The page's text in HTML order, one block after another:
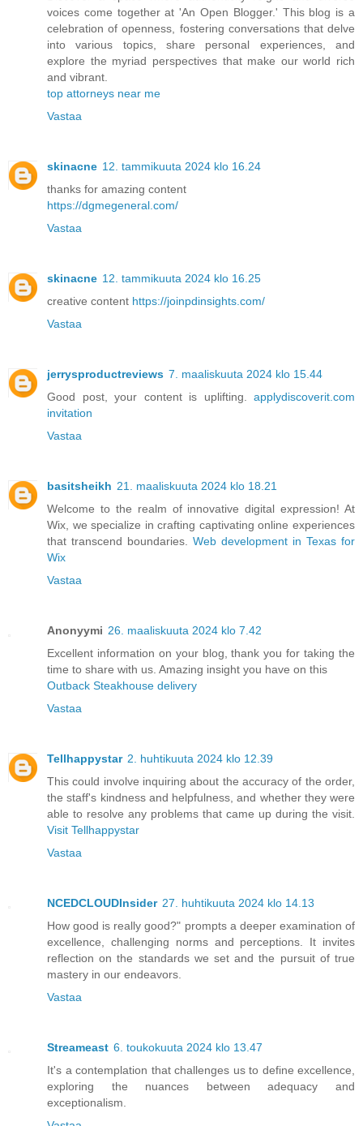
voices come together at 'An Open Blogger.' This blog is a
celebration of openness, fostering conversations that delve
into various topics, share personal experiences, and
explore the myriad perspectives that make our world rich
and vibrant.
top attorneys near me
Vastaa
skinacne 12. tammikuuta 2024 klo 16.24
thanks for amazing content
https://dgmegeneral.com/
Vastaa
skinacne 12. tammikuuta 2024 klo 16.25
creative content https://joinpdinsights.com/
Vastaa
jerrysproductreviews 7. maaliskuuta 2024 klo 15.44
Good post, your content is uplifting. applydiscoverit.com
invitation
Vastaa
basitsheikh 21. maaliskuuta 2024 klo 18.21
Welcome to the realm of innovative digital expression! At
Wix, we specialize in crafting captivating online experiences
that transcend boundaries. Web development in Texas for
Wix
Vastaa
Anonyymi 26. maaliskuuta 2024 klo 7.42
Excellent information on your blog, thank you for taking the
time to share with us. Amazing insight you have on this
Outback Steakhouse delivery
Vastaa
Tellhappystar 2. huhtikuuta 2024 klo 12.39
This could involve inquiring about the accuracy of the order,
the staff's kindness and helpfulness, and whether they were
able to resolve any problems that came up during the visit.
Visit Tellhappystar
Vastaa
NCEDCLOUDInsider 27. huhtikuuta 2024 klo 14.13
How good is really good?" prompts a deeper examination of
excellence, challenging norms and perceptions. It invites
reflection on the standards we set and the pursuit of true
mastery in our endeavors.
Vastaa
Streameast 6. toukokuuta 2024 klo 13.47
It's a contemplation that challenges us to define excellence,
exploring the nuances between adequacy and
exceptionalism.